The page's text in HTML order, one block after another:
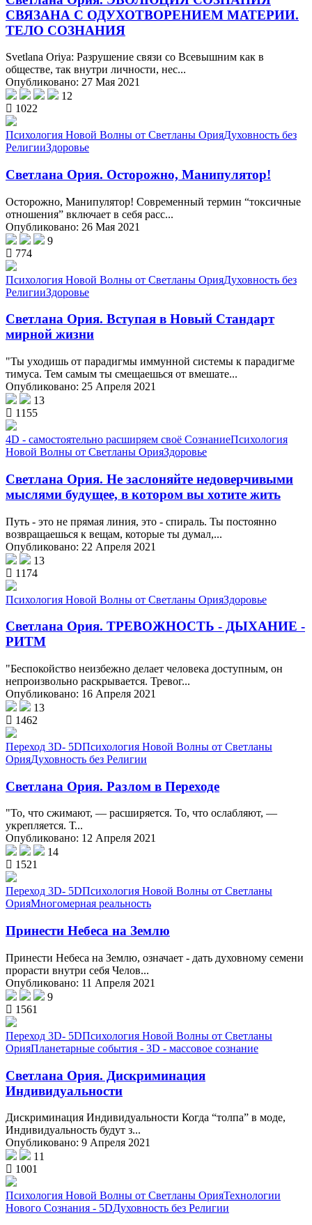
СВЯЗАНА С ОДУХОТВОРЕНИЕМ МАТЕРИИ.
ТЕЛО СОЗНАНИЯ
Svetlana Oriya: Разрушение связи со Всевышним как в
обществе, так внутри личности, нес...
Опубликовано: 27 Мая 2021
12
1022
Психология Новой Волны от Светланы ОрияДуховность без
РелигииЗдоровье
Светлана Ория. Осторожно, Манипулятор!
Осторожно, Манипулятор! Современный термин “токсичные
отношения” включает в себя расс...
Опубликовано: 26 Мая 2021
9
774
Психология Новой Волны от Светланы ОрияДуховность без
РелигииЗдоровье
Светлана Ория. Вступая в Новый Стандарт
мирной жизни
"Ты уходишь от парадигмы иммунной системы к парадигме
тимуса. Тем самым ты смещаешься от вмешате...
Опубликовано: 25 Апреля 2021
13
1155
4D - самостоятельно расширяем своё СознаниеПсихология
Новой Волны от Светланы ОрияЗдоровье
Светлана Ория. Не заслоняйте недоверчивыми
мыслями будущее, в котором вы хотите жить
Путь - это не прямая линия, это - спираль. Ты постоянно
возвращаешься к вещам, которые ты думал,...
Опубликовано: 22 Апреля 2021
13
1174
Психология Новой Волны от Светланы ОрияЗдоровье
Светлана Ория. ТРЕВОЖНОСТЬ - ДЫХАНИЕ -
РИТМ
"Беспокойство неизбежно делает человека доступным, он
непроизвольно раскрывается. Тревог...
Опубликовано: 16 Апреля 2021
13
1462
Переход 3D- 5DПсихология Новой Волны от Светланы
ОрияДуховность без Религии
Светлана Ория. Разлом в Переходе
"То, что сжимают, — расширяется. То, что ослабляют, —
укрепляется. Т...
Опубликовано: 12 Апреля 2021
14
1521
Переход 3D- 5DПсихология Новой Волны от Светланы
ОрияМногомерная реальность
Принести Небеса на Землю
Принести Небеса на Землю, означает - дать духовному семени
прорасти внутри себя Челов...
Опубликовано: 11 Апреля 2021
9
1561
Переход 3D- 5DПсихология Новой Волны от Светланы
ОрияПланетарные события - 3D - массовое сознание
Светлана Ория. Дискриминация
Индивидуальности
Дискриминация Индивидуальности Когда “толпа” в моде,
Индивидуальность будут з...
Опубликовано: 9 Апреля 2021
11
1001
Психология Новой Волны от Светланы ОрияТехнологии
Нового Сознания - 5DДуховность без Религии